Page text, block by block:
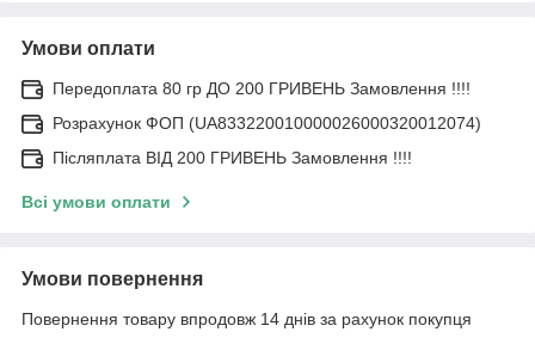
Умови оплати
Передоплата 80 гр ДО 200 ГРИВЕНЬ Замовлення !!!!
Розрахунок ФОП (UA833220010000026000320012074)
Післяплата ВІД 200 ГРИВЕНЬ Замовлення !!!!
Всі умови оплати
Умови повернення
Повернення товару впродовж 14 днів за рахунок покупця